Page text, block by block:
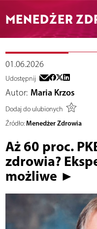
MENEDŻER
01.06.2026
Udostępnij
Autor: Maria Krzos
Dodaj do ulubionych
Źródło: Menedżer Zdrowia
Aż 60 proc.
zdrowia?
możliwe ►